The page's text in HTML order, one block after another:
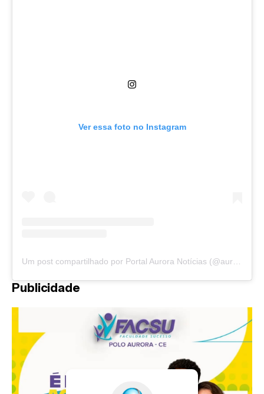
Ver essa foto no Instagram
Publicidade